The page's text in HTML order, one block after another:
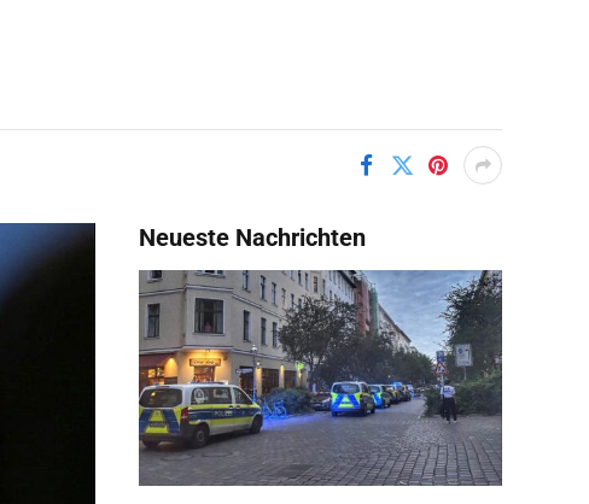
Neueste Nachrichten